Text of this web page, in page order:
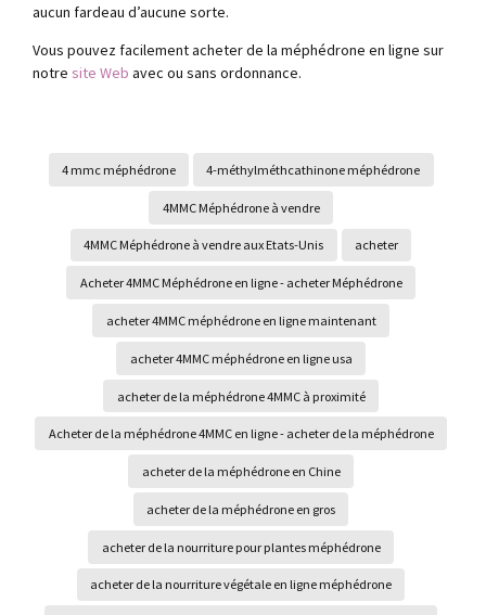
aucun fardeau d’aucune sorte.
Vous pouvez facilement acheter de la méphédrone en ligne sur
notre site Web avec ou sans ordonnance.
4 mmc méphédrone 4-méthylméthcathinone méphédrone
4MMC Méphédrone à vendre
4MMC Méphédrone à vendre aux Etats-Unis acheter
Acheter 4MMC Méphédrone en ligne - acheter Méphédrone
acheter 4MMC méphédrone en ligne maintenant
acheter 4MMC méphédrone en ligne usa
acheter de la méphédrone 4MMC à proximité
Acheter de la méphédrone 4MMC en ligne - acheter de la méphédrone
acheter de la méphédrone en Chine
acheter de la méphédrone en gros
acheter de la nourriture pour plantes méphédrone
acheter de la nourriture végétale en ligne méphédrone